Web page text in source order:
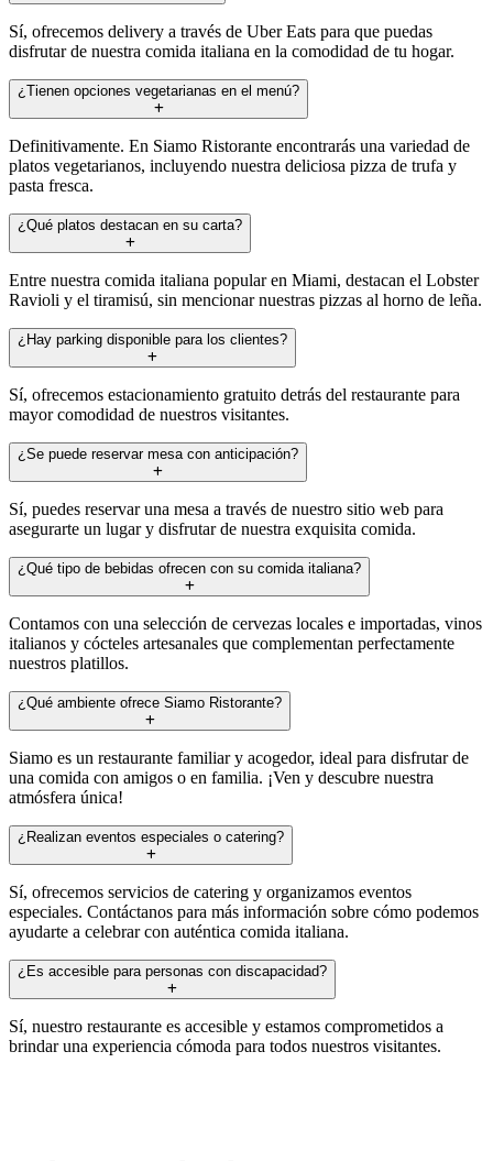
Sí, ofrecemos delivery a través de Uber Eats para que puedas
disfrutar de nuestra comida italiana en la comodidad de tu hogar.
¿Tienen opciones vegetarianas en el menú?
Definitivamente. En Siamo Ristorante encontrarás una variedad de
platos vegetarianos, incluyendo nuestra deliciosa pizza de trufa y
pasta fresca.
¿Qué platos destacan en su carta?
Entre nuestra comida italiana popular en Miami, destacan el Lobster
Ravioli y el tiramisú, sin mencionar nuestras pizzas al horno de leña.
¿Hay parking disponible para los clientes?
Sí, ofrecemos estacionamiento gratuito detrás del restaurante para
mayor comodidad de nuestros visitantes.
¿Se puede reservar mesa con anticipación?
Sí, puedes reservar una mesa a través de nuestro sitio web para
asegurarte un lugar y disfrutar de nuestra exquisita comida.
¿Qué tipo de bebidas ofrecen con su comida italiana?
Contamos con una selección de cervezas locales e importadas, vinos
italianos y cócteles artesanales que complementan perfectamente
nuestros platillos.
¿Qué ambiente ofrece Siamo Ristorante?
Siamo es un restaurante familiar y acogedor, ideal para disfrutar de
una comida con amigos o en familia. ¡Ven y descubre nuestra
atmósfera única!
¿Realizan eventos especiales o catering?
Sí, ofrecemos servicios de catering y organizamos eventos
especiales. Contáctanos para más información sobre cómo podemos
ayudarte a celebrar con auténtica comida italiana.
¿Es accesible para personas con discapacidad?
Sí, nuestro restaurante es accesible y estamos comprometidos a
brindar una experiencia cómoda para todos nuestros visitantes.